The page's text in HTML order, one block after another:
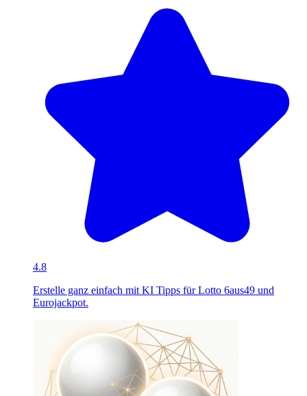
4.8
Erstelle ganz einfach mit KI Tipps für Lotto 6aus49 und
Eurojackpot.